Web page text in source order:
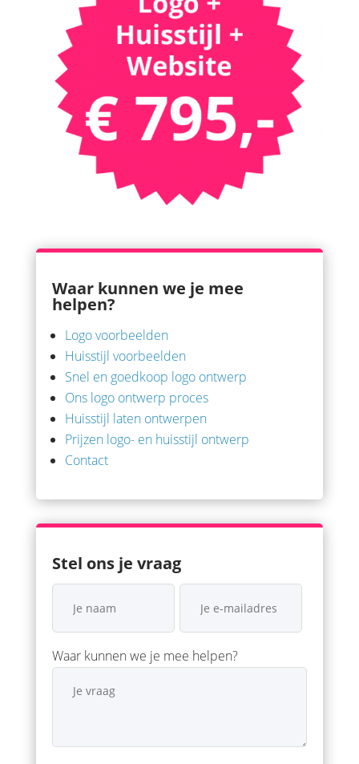
Waar kunnen we je mee
helpen?
Logo voorbeelden
Huisstijl voorbeelden
Snel en goedkoop logo ontwerp
Ons logo ontwerp proces
Huisstijl laten ontwerpen
Prijzen logo- en huisstijl ontwerp
Contact
Stel ons je vraag
Waar kunnen we je mee helpen?